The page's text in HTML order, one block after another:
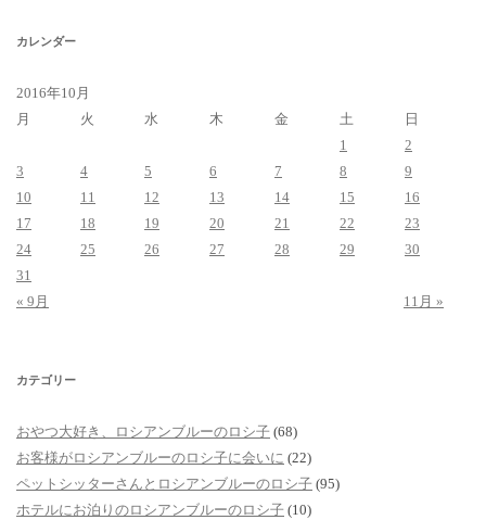
カレンダー
2016年10月
月
火 水 木 金 土
日
1
2
3
4 5 6 7 8
9
10
11 12 13 14 15
16
17
18 19 20 21 22
23
24
25 26 27 28 29
30
31
« 9月
11月 »
カテゴリー
おやつ大好き、ロシアンブルーのロシ子 (68)
お客様がロシアンブルーのロシ子に会いに (22)
ペットシッターさんとロシアンブルーのロシ子 (95)
ホテルにお泊りのロシアンブルーのロシ子 (10)